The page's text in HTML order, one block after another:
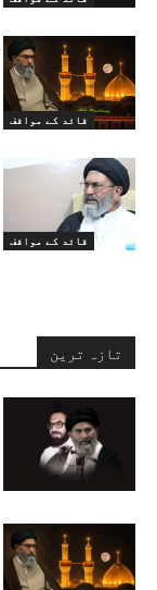
قائد کے مواقف
قائد کے مواقف
تازہ ترین